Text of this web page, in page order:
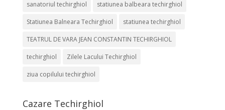
sanatoriul techirghiol statiunea balbeara techirghiol
Statiunea Balneara Techirghiol statiunea techirghiol
TEATRUL DE VARA JEAN CONSTANTIN TECHIRGHIOL
techirghiol Zilele Lacului Techirghiol
ziua copilului techirghiol
Cazare Techirghiol